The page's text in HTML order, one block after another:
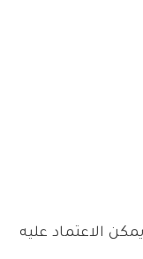
الاعتماد عليه